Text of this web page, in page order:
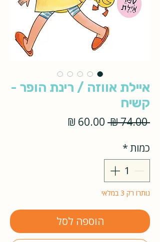
איילת אווזה / רינת הופר -
קשיח
‏74.00 ‏₪
מחיר
כמות*
נותרו רק 3 במלאי
הוספה לסל